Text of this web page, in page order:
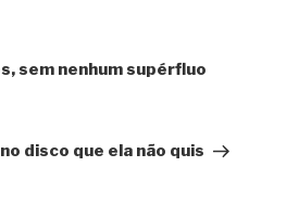
sem nenhum supérfluo
disco que ela não quis